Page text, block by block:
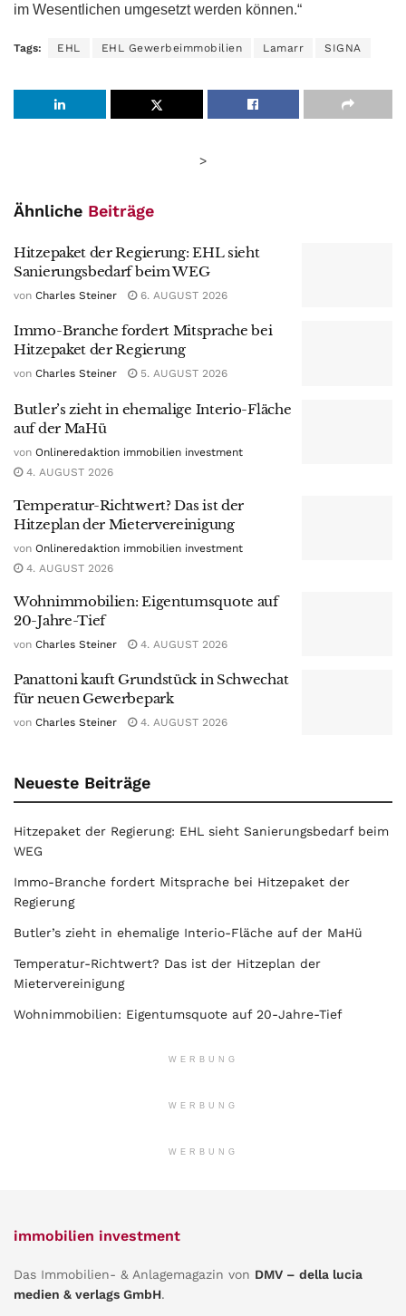
im Wesentlichen umgesetzt werden können.“
Tags: EHL EHL Gewerbeimmobilien Lamarr SIGNA
>
Ähnliche Beiträge
Hitzepaket der Regierung: EHL sieht
Sanierungsbedarf beim WEG
von Charles Steiner 6. AUGUST 2026
Immo-Branche fordert Mitsprache bei
Hitzepaket der Regierung
von Charles Steiner 5. AUGUST 2026
Butler’s zieht in ehemalige Interio-Fläche
auf der MaHü
von Onlineredaktion immobilien investment
4. AUGUST 2026
Temperatur-Richtwert? Das ist der
Hitzeplan der Mietervereinigung
von Onlineredaktion immobilien investment
4. AUGUST 2026
Wohnimmobilien: Eigentumsquote auf
20-Jahre-Tief
von Charles Steiner 4. AUGUST 2026
Panattoni kauft Grundstück in Schwechat
für neuen Gewerbepark
von Charles Steiner 4. AUGUST 2026
Neueste Beiträge
Hitzepaket der Regierung: EHL sieht Sanierungsbedarf beim
WEG
Immo-Branche fordert Mitsprache bei Hitzepaket der
Regierung
Butler’s zieht in ehemalige Interio-Fläche auf der MaHü
Temperatur-Richtwert? Das ist der Hitzeplan der
Mietervereinigung
Wohnimmobilien: Eigentumsquote auf 20-Jahre-Tief
WERBUNG
WERBUNG
WERBUNG
immobilien investment
Das Immobilien- & Anlagemagazin von DMV – della lucia
medien & verlags GmbH.